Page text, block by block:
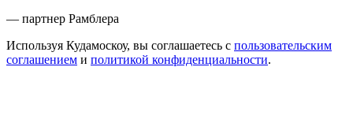
— партнер Рамблера
Используя Кудамоскоу, вы соглашаетесь с пользовательским
соглашением и политикой конфиденциальности.